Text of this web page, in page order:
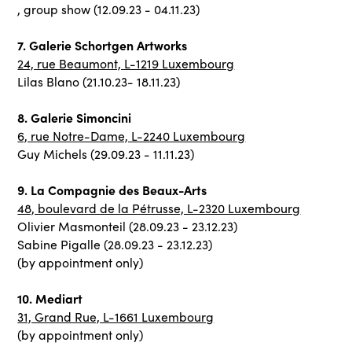
, group show (12.09.23 - 04.11.23)
7. Galerie Schortgen Artworks
24, rue Beaumont, L-1219 Luxembourg
Lilas Blano (21.10.23- 18.11.23)
8. Galerie Simoncini
6, rue Notre-Dame, L-2240 Luxembourg
Guy Michels (29.09.23 - 11.11.23)
9. La Compagnie des Beaux-Arts
48, boulevard de la Pétrusse, L-2320 Luxembourg
Olivier Masmonteil (28.09.23 - 23.12.23)
Sabine Pigalle (28.09.23 - 23.12.23)
(by appointment only)
10. Mediart
31, Grand Rue, L-1661 Luxembourg
(by appointment only)